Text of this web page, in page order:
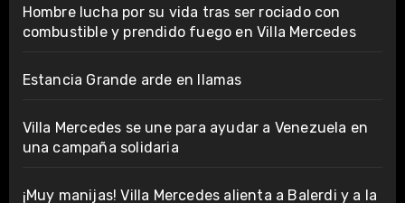
Hombre lucha por su vida tras ser rociado con
combustible y prendido fuego en Villa Mercedes
Estancia Grande arde en llamas
Villa Mercedes se une para ayudar a Venezuela en
una campaña solidaria
¡Muy manijas! Villa Mercedes alienta a Balerdi y a la